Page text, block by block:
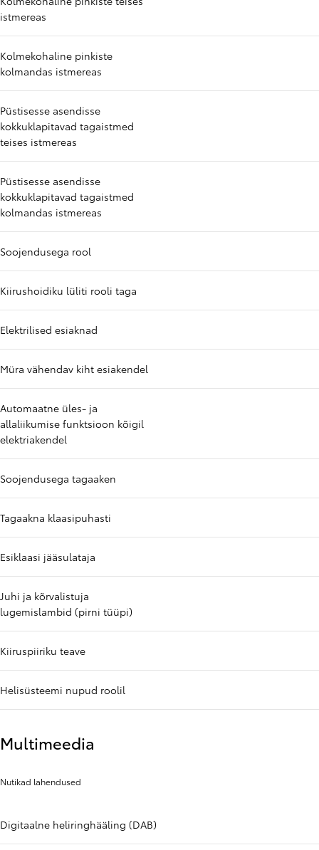
istmereas
Kolmekohaline pinkiste
kolmandas istmereas
Püstisesse asendisse
kokkuklapitavad tagaistmed
teises istmereas
Püstisesse asendisse
kokkuklapitavad tagaistmed
kolmandas istmereas
Soojendusega rool
Kiirushoidiku lüliti rooli taga
Elektrilised esiaknad
Müra vähendav kiht esiakendel
Automaatne üles- ja
allaliikumise funktsioon kõigil
elektriakendel
Soojendusega tagaaken
Tagaakna klaasipuhasti
Esiklaasi jääsulataja
Juhi ja kõrvalistuja
lugemislambid (pirni tüüpi)
Kiiruspiiriku teave
Helisüsteemi nupud roolil
Multimeedia
Nutikad lahendused
Digitaalne heliringhääling (DAB)